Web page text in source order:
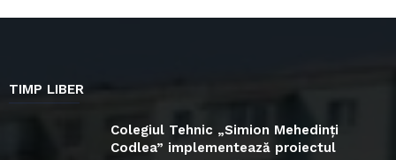
TIMP LIBER
Colegiul Tehnic „Simion Mehedinți
Codlea” implementează proiectul